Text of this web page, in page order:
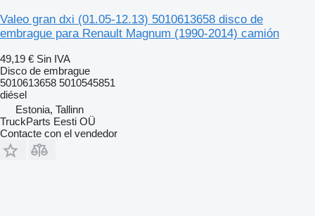
Valeo gran dxi (01.05-12.13) 5010613658 disco de
embrague para Renault Magnum (1990-2014) camión
49,19 € Sin IVA
Disco de embrague
5010613658 5010545851
diésel
Estonia, Tallinn
TruckParts Eesti OÜ
Contacte con el vendedor